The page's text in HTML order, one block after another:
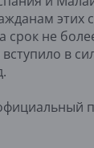
срок не
в